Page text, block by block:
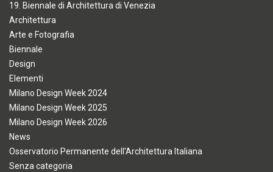
19. Biennale di Architettura di Venezia
Architettura
Arte e Fotografia
Biennale
Design
Elementi
Milano Design Week 2024
Milano Design Week 2025
Milano Design Week 2026
News
Osservatorio Permanente dell'Architettura Italiana
Senza categoria